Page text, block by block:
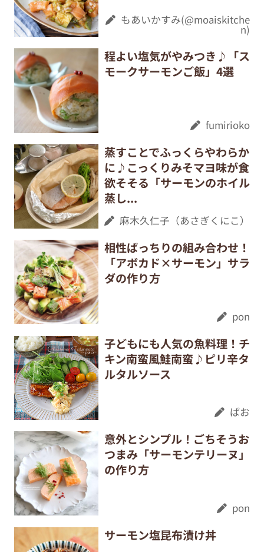
もあいかすみ(@moaiskitche
n)
程よい塩気がやみつき♪「ス
モークサーモンご飯」4選
fumirioko
蒸すことでふっくらやわらか
に♪こっくりみそマヨ味が食
欲そそる「サーモンのホイル
蒸し...
麻木久仁子（あさぎくにこ）
相性ばっちりの組み合わせ！
「アボカド×サーモン」サラ
ダの作り方
pon
子どもにも人気の魚料理！チ
キン南蛮風鮭南蛮♪ピリ辛タ
ルタルソース
ぱお
意外とシンプル！ごちそうお
つまみ「サーモンテリーヌ」
の作り方
pon
サーモン塩昆布漬け丼